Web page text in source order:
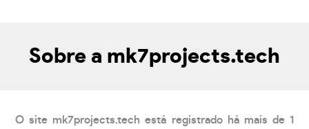
Sobre a mk7projects.tech
O site mk7projects.tech está registrado há mais de 1